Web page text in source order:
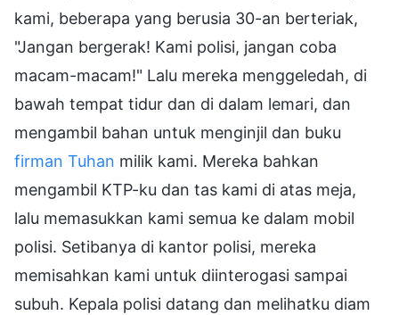
kami, beberapa yang berusia 30-an berteriak,
"Jangan bergerak! Kami polisi, jangan coba
macam-macam!" Lalu mereka menggeledah, di
bawah tempat tidur dan di dalam lemari, dan
mengambil bahan untuk menginjil dan buku
firman Tuhan milik kami. Mereka bahkan
mengambil KTP-ku dan tas kami di atas meja,
lalu memasukkan kami semua ke dalam mobil
polisi. Setibanya di kantor polisi, mereka
memisahkan kami untuk diinterogasi sampai
subuh. Kepala polisi datang dan melihatku diam